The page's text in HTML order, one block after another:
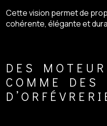
Cette vision permet de
cohérente, élégante et
DES
COMME DES